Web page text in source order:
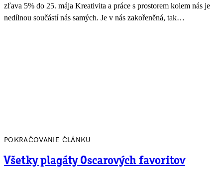
zľava 5% do 25. mája Kreativita a práce s prostorem kolem nás je
nedílnou součástí nás samých. Je v nás zakořeněná, tak…
POKRAČOVANIE ČLÁNKU
Všetky plagáty Oscarových favoritov